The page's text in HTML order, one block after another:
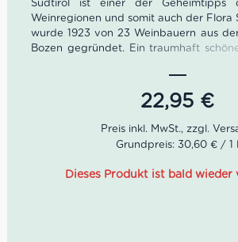
Südtirol ist einer der Geheimtipps
Weinregionen und somit auch der Flora
wurde 1923 von 23 Weinbauern aus
Bozen gegründet. Ein traumhaft
Die alten Gemäuer der Kellergänge
Bedingungen für die Lagerung der
etwa 200 Winzerfamilien Teil von
Gerhard Kofler pflegt dafür einen regen
22,95 €
Grundpreis: 30,60 € / 1 l
Dieses Produkt ist bald wieder